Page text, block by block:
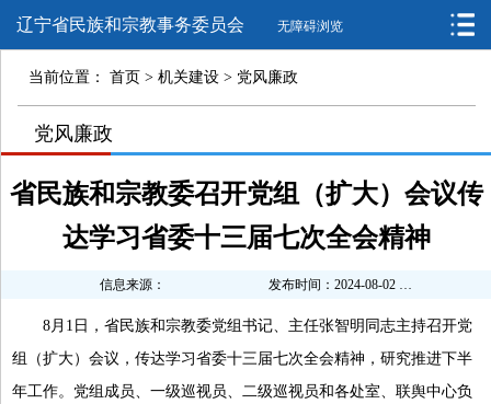
辽宁省民族和宗教事务委员会 无障碍浏览
当前位置： 首页 > 机关建设 > 党风廉政
>>
党风廉政
省民族和宗教委召开党组（扩大）会议传
达学习省委十三届七次全会精神
信息来源： 发布时间：2024-08-02 10:27:08
8月1日，省民族和宗教委党组书记、主任张智明同志主持召开党
组（扩大）会议，传达学习省委十三届七次全会精神，研究推进下半
年工作。党组成员、一级巡视员、二级巡视员和各处室、联舆中心负